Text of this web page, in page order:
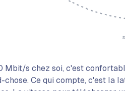
Mbit/s chez soi, c'est
chose. Ce qui compte, c'est la